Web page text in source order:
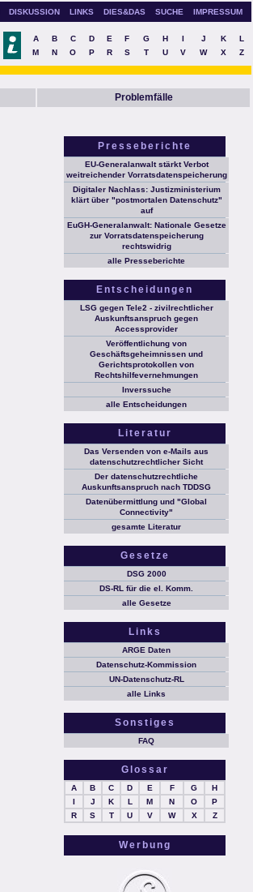
DISKUSSION LINKS DIES&DAS SUCHE IMPRESSUM
A B C D E F G H I J K
L
M
N O P R S T U V W X Z
Problemfälle
Presseberichte
EU-Generalanwalt stärkt Verbot
weitreichender Vorratsdatenspeicherung
Digitaler Nachlass: Justizministerium
klärt über "postmortalen Datenschutz"
auf
EuGH-Generalanwalt: Nationale Gesetze
zur Vorratsdatenspeicherung
rechtswidrig
alle Presseberichte
Entscheidungen
LSG gegen Tele2 - zivilrechtlicher
Auskunftsanspruch gegen
Accessprovider
Veröffentlichung von
Geschäftsgeheimnissen und
Gerichtsprotokollen von
Rechtshilfevernehmungen
Inverssuche
alle Entscheidungen
Literatur
Das Versenden von e-Mails aus
datenschutzrechtlicher Sicht
Der datenschutzrechtliche
Auskunftsanspruch nach TDDSG
Datenübermittlung und "Global
Connectivity"
gesamte Literatur
Gesetze
DSG 2000
DS-RL für die el. Komm.
alle Gesetze
Links
ARGE Daten
Datenschutz-Kommission
UN-Datenschutz-RL
alle Links
Sonstiges
FAQ
Glossar
A B C D E F G
H
I
J K L M N O
P
R
S T U V W X Z
Werbung